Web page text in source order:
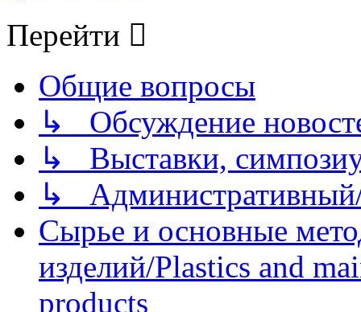
Перейти
Общие вопросы
↳ Обсуждение
↳ Выставки,
↳
Сырье и основные
изделий/Plastics and
products